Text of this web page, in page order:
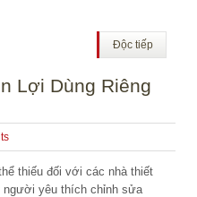
Độc tiếp
Lợi Dùng Riêng
thiếu đối với các nhà thiết
người yêu thích chỉnh sửa